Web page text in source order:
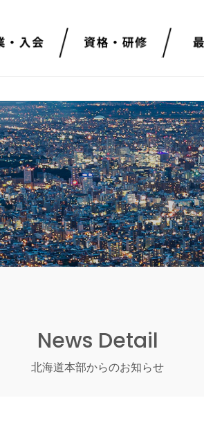
News Detail
北海道本部からのお知らせ